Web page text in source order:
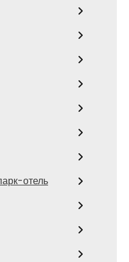
отель